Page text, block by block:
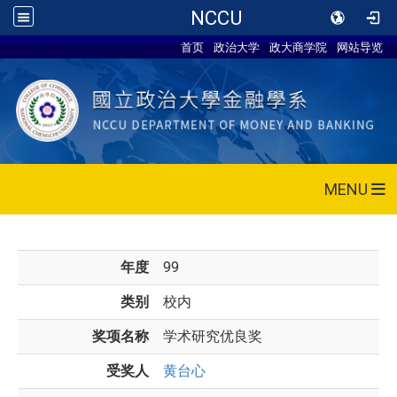
NCCU
首页 政治大学 政大商学院 网站导览
MENU
年度 99
类别 校内
奖项名称 学术研究优良奖
受奖人 黄台心